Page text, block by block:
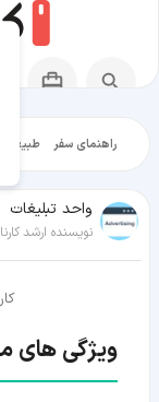
راهنمای سفر
واحد تبلیغات
نویسنده ارشد
ویژگی های